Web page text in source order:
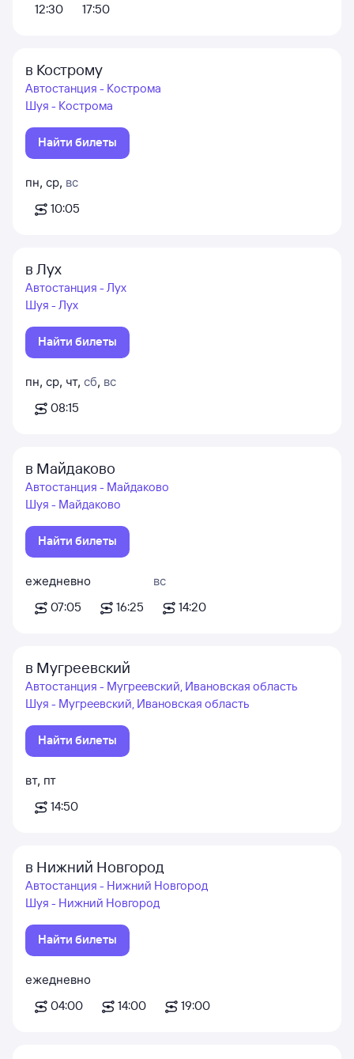
12:30
17:50
в Кострому
Автостанция - Кострома
Шуя - Кострома
Найти билеты
пн, ср, вс
10:05
в Лух
Автостанция - Лух
Шуя - Лух
Найти билеты
пн, ср, чт, сб, вс
08:15
в Майдаково
Автостанция - Майдаково
Шуя - Майдаково
Найти билеты
ежедневно
07:05
16:25
вс
14:20
в Мугреевский
Автостанция - Мугреевский, Ивановская область
Шуя - Мугреевский, Ивановская область
Найти билеты
вт, пт
14:50
в Нижний Новгород
Автостанция - Нижний Новгород
Шуя - Нижний Новгород
Найти билеты
ежедневно
04:00
14:00 19:00